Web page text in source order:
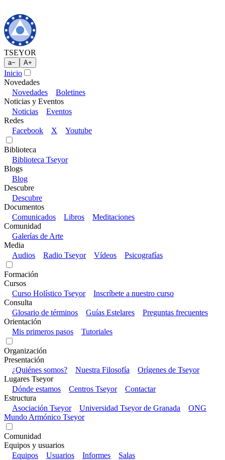
TSEYOR
a− A+
Inicio
Novedades
Novedades
Boletines
Noticias y Eventos
Noticias
Eventos
Redes
Facebook
X Youtube
Biblioteca
Biblioteca Tseyor
Blogs
Blog
Descubre
Descubre
Documentos
Comunicados
Libros
Meditaciones
Comunidad
Galerías de Arte
Media
Audios
Radio Tseyor Vídeos Psicografías
Formación
Cursos
Curso Holístico Tseyor
Inscríbete a nuestro curso
Consulta
Glosario de términos
Guías Estelares
Preguntas frecuentes
Orientación
Mis primeros pasos
Tutoriales
Organización
Presentación
¿Quiénes somos?
Nuestra Filosofía
Orígenes de Tseyor
Lugares Tseyor
Dónde estamos
Centros Tseyor
Contactar
Estructura
Asociación Tseyor
Universidad Tseyor de Granada
ONG
Mundo Armónico Tseyor
Comunidad
Equipos y usuarios
Equipos
Usuarios Informes
Salas